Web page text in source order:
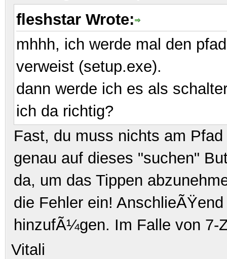
fleshstar Wrote:
mhhh, ich werde mal den
verweist (setup.exe).
dann werde ich es als
ich da richtig?
Fast, du muss nichts am
genau auf dieses "suchen"
da, um das Tippen
die Fehler ein!
hinzufÃ¼gen. Im Falle von
Vitali